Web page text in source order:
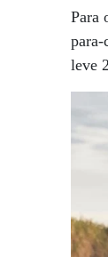
Para
para-
leve